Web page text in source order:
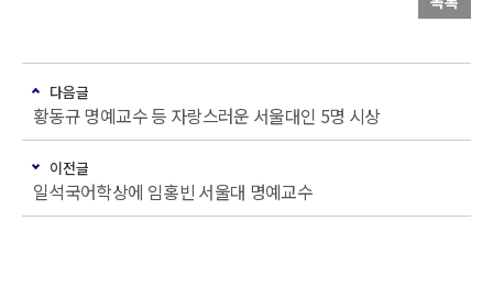
다음글
황동규 명예교수 등 자랑스러운 서울대인 5명 시상
이전글
일석국어학상에 임홍빈 서울대 명예교수